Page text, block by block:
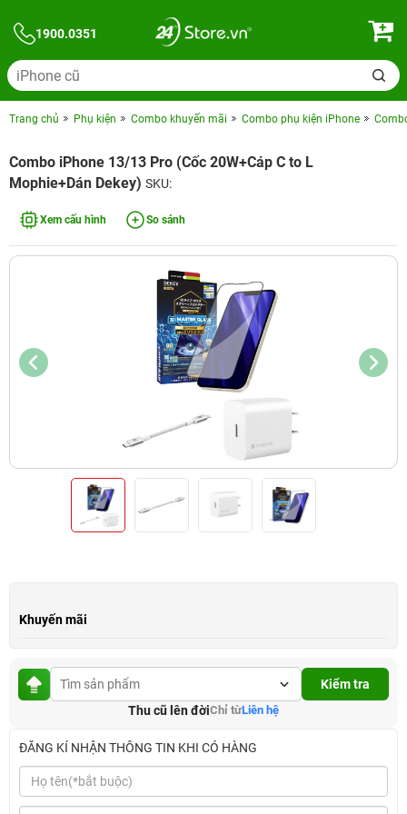
1900.0351
Trang chủ Phụ kiện Combo khuyến mãi Combo phụ kiện iPhone
Combo iPhone 13/13 Pro (Cốc 20W+Cáp C to L
Mophie+Dán Dekey) SKU:
Xem cấu hình So sánh
Khuyến mãi
Kiểm tra
Thu cũ lên đờiChỉ từLiên hệ
ĐĂNG KÍ NHẬN THÔNG TIN KHI CÓ HÀNG